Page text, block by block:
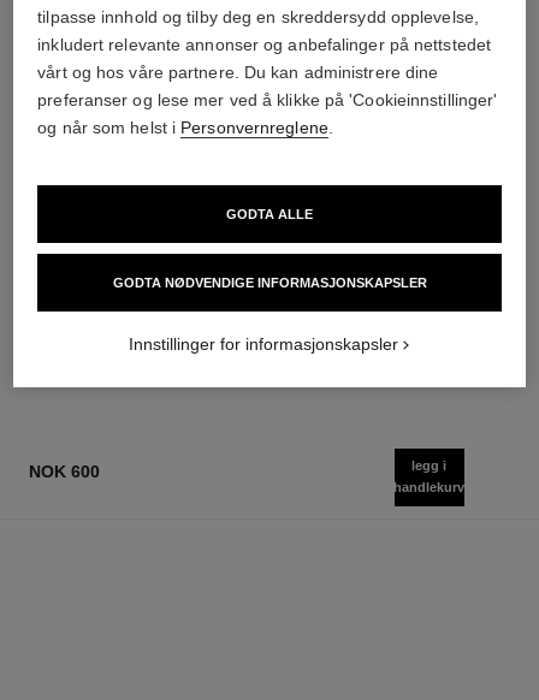
Ultrawear – Komfort Hele
Finish
FINN MIN NYANSE
Naturlig Finish Løst Pudder.
Ref. 132726
Legg i handlekurv
NOK 600
legg i
handlekurv
tilpasse innhold og tilby deg en skreddersydd opplevelse,
inkludert relevante annonser og anbefalinger på nettstedet
vårt og hos våre partnere. Du kan administrere dine
preferanser og lese mer ved å klikke på 'Cookieinnstillinger'
og når som helst i Personvernreglene.
GODTA NØDVENDIGE INFORMASJONSKAPSLER
GODTA ALLE
Innstillinger for informasjonskapsler